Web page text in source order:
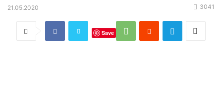
21.05.2020 3041
Save